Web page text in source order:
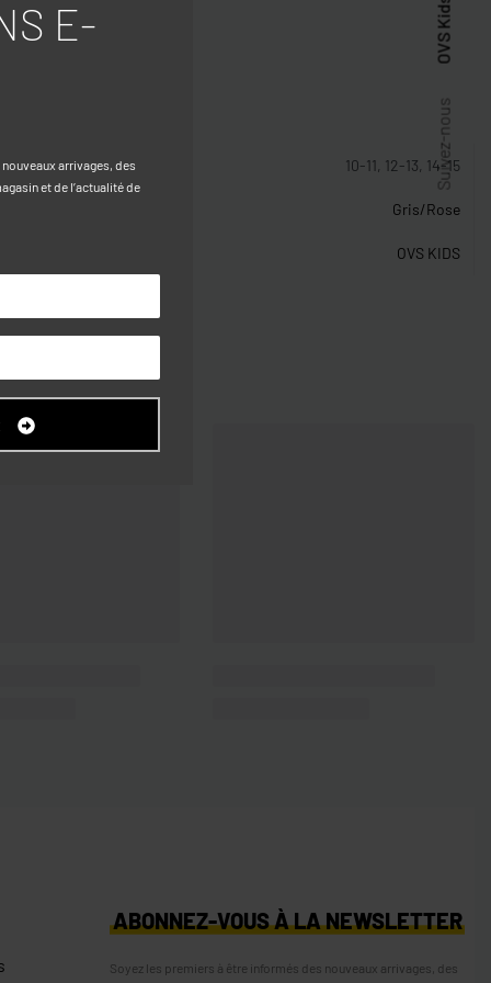
10-11, 12-13, 14-15
Gris/Rose
OVS KIDS
ABONNEZ-VOUS À LA NEWSLETTER
Soyez les premiers à être informés des nouveaux arrivages, des
Suivez-nous
OVS Kids
E-
arrivages, des
et de l’actualité de